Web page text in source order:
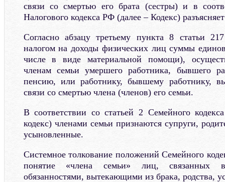
связи со смертью его брата (сестры) и в
Налогового кодекса РФ (далее – Кодекс)
Согласно абзацу третьему пункта 8 статьи
налогом на доходы физических лиц суммы
числе в виде материальной помощи),
членам семьи умершего работника, бывшего
пенсию, или работнику, бывшему работнику,
связи со смертью члена (членов) его семьи.
В соответствии со статьей 2 Семейного
кодекс) членами семьи признаются супруги,
усыновленные.
Системное толкование положений Семейного
понятие «члена семьи» лиц, связанных
обязанностями, вытекающими из брака, родства,